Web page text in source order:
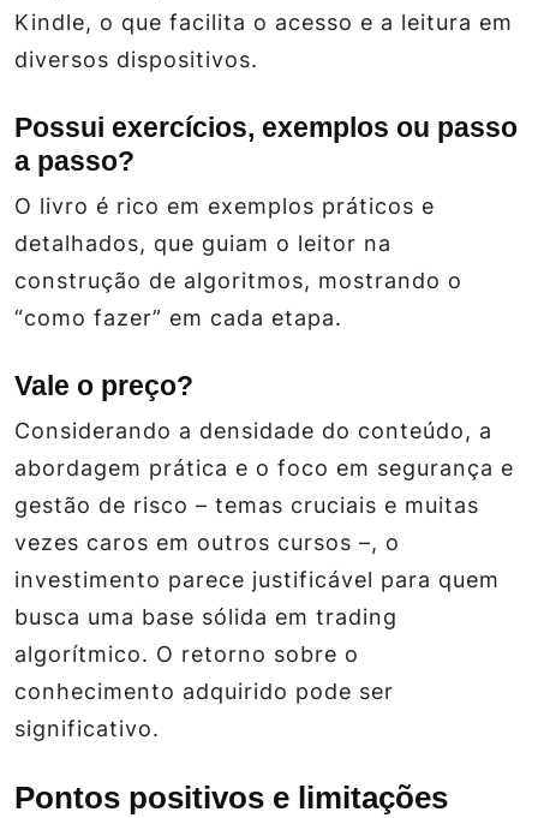
Kindle, o que facilita o acesso e a leitura em
diversos dispositivos.
Possui exercícios, exemplos ou passo
a passo?
O livro é rico em exemplos práticos e
detalhados, que guiam o leitor na
construção de algoritmos, mostrando o
“como fazer” em cada etapa.
Vale o preço?
Considerando a densidade do conteúdo, a
abordagem prática e o foco em segurança e
gestão de risco – temas cruciais e muitas
vezes caros em outros cursos –, o
investimento parece justificável para quem
busca uma base sólida em trading
algorítmico. O retorno sobre o
conhecimento adquirido pode ser
significativo.
Pontos positivos e limitações